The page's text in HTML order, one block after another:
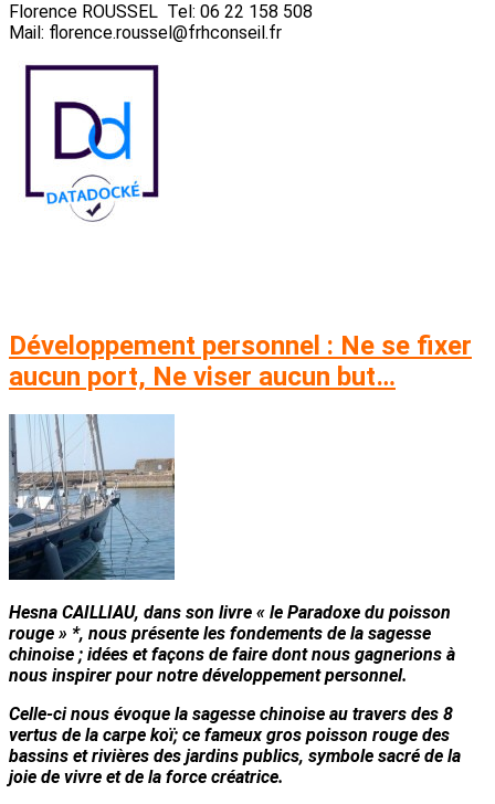
Florence ROUSSEL Tel: 06 22 158 508
Mail: florence.roussel@frhconseil.fr
Développement personnel : Ne se fixer
aucun port, Ne viser aucun but…
Hesna CAILLIAU, dans son livre « le Paradoxe du poisson
rouge » *, nous présente les fondements de la sagesse
chinoise ; idées et façons de faire dont nous gagnerions à
nous inspirer pour notre développement personnel.
Celle-ci nous évoque la sagesse chinoise au travers des 8
vertus de la carpe koï; ce fameux gros poisson rouge des
bassins et rivières des jardins publics, symbole sacré de la
joie de vivre et de la force créatrice.